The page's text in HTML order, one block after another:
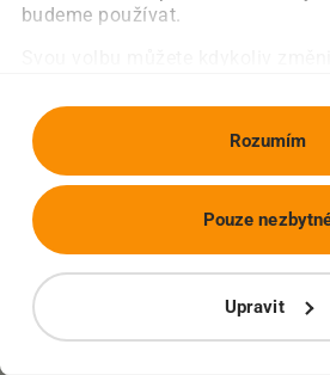
budeme používat.
Rozumím
Upravit
Pouze